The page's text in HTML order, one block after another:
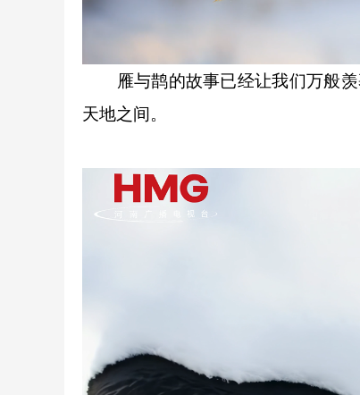
雁与鹊的故事已经让我们万般羡
天地之间。